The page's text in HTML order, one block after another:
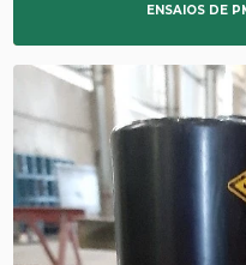
ENSAIOS DE